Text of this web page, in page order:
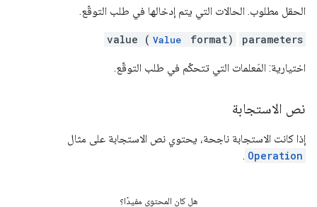
الحقل مطلوب. الحالات التي يتم إدخالها في طلب التوقّع.
parameters
value ( Value format)
اختيارية: المَعلمات التي تتحكّم في طلب التوقّع.
نص الاستجابة
إذا كانت الاستجابة ناجحة، يحتوي نص الاستجابة على مثال
Operation
.
هل كان المحتوى مفيدًا؟